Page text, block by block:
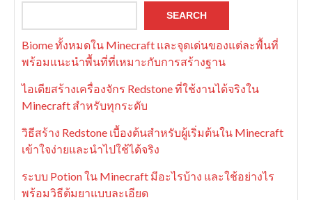
SEARCH
Biome ทั้งหมดใน Minecraft และจุดเด่นของแต่ละพื้นที่
พร้อมแนะนำพื้นที่ที่เหมาะกับการสร้างฐาน
ไอเดียสร้างเครื่องจักร Redstone ที่ใช้งานได้จริงใน
Minecraft สำหรับทุกระดับ
วิธีสร้าง Redstone เบื้องต้นสำหรับผู้เริ่มต้นใน Minecraft
เข้าใจง่ายและนำไปใช้ได้จริง
ระบบ Potion ใน Minecraft มีอะไรบ้าง และใช้อย่างไร
พร้อมวิธีต้มยาแบบละเอียด